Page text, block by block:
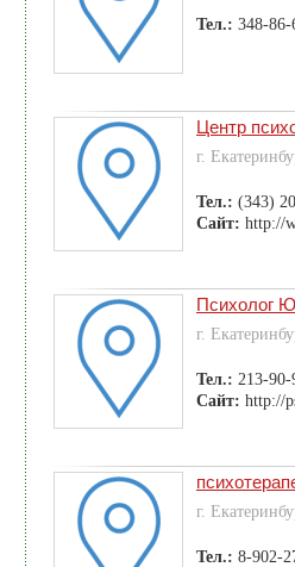
Тел.: 348-86-
Центр
г.
Тел.: (343)
Сайт: http://
Психолог
г.
Тел.: 213-90-
Сайт: http://
г.
Тел.: 8-902-